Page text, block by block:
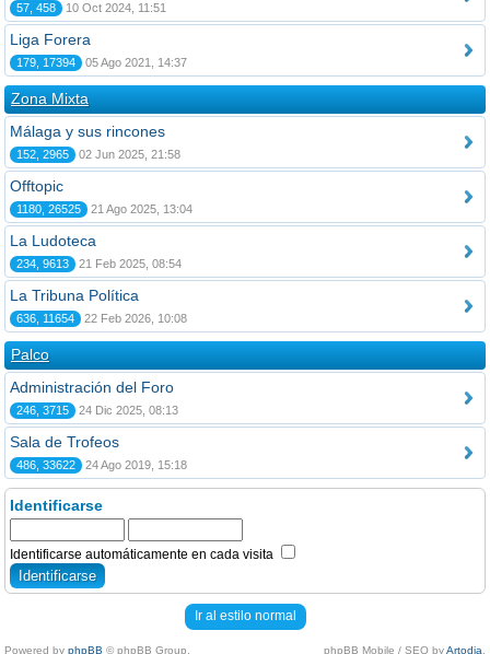
57, 458 10 Oct 2024, 11:51
Liga Forera
179, 17394 05 Ago 2021, 14:37
Zona Mixta
Málaga y sus rincones
152, 2965 02 Jun 2025, 21:58
Offtopic
1180, 26525 21 Ago 2025, 13:04
La Ludoteca
234, 9613 21 Feb 2025, 08:54
La Tribuna Política
636, 11654 22 Feb 2026, 10:08
Palco
Administración del Foro
246, 3715 24 Dic 2025, 08:13
Sala de Trofeos
486, 33622 24 Ago 2019, 15:18
Identificarse
Identificarse automáticamente en cada visita
Ir al estilo normal
Powered by phpBB © phpBB Group. phpBB Mobile / SEO byArtodia